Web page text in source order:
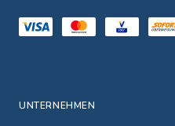
UNTERNEHMEN